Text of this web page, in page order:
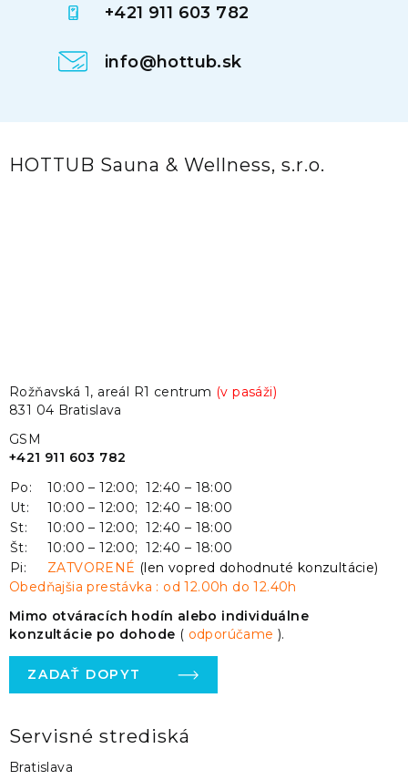
+421 911 603 782
info@hottub.sk
HOTTUB Sauna & Wellness, s.r.o.
Rožňavská 1, areál R1 centrum (v pasáži)
831 04 Bratislava
GSM
+421 911 603 782
Po:
10:00 – 12:00; 12:40 – 18:00
Ut:
10:00 – 12:00; 12:40 – 18:00
St:
10:00 – 12:00; 12:40 – 18:00
Št:
10:00 – 12:00; 12:40 – 18:00
Pi:
ZATVORENÉ (len vopred dohodnuté konzultácie)
Obedňajšia prestávka : od 12.00h do 12.40h
Mimo otváracích hodín alebo individuálne
konzultácie po dohode ( odporúčame).
ZADAŤ DOPYT
Servisné strediská
Bratislava